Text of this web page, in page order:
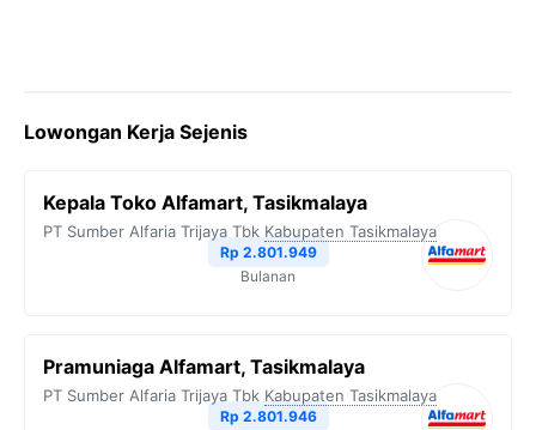
Lowongan Kerja Sejenis
Kepala Toko Alfamart, Tasikmalaya
PT Sumber Alfaria Trijaya Tbk Kabupaten Tasikmalaya
Rp 2.801.949
Bulanan
Pramuniaga Alfamart, Tasikmalaya
PT Sumber Alfaria Trijaya Tbk Kabupaten Tasikmalaya
Rp 2.801.946